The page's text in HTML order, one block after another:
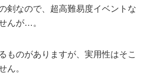
剣なので、超高難易度イベントな
んが…。
ものがありますが、実用性はそこ
ん。